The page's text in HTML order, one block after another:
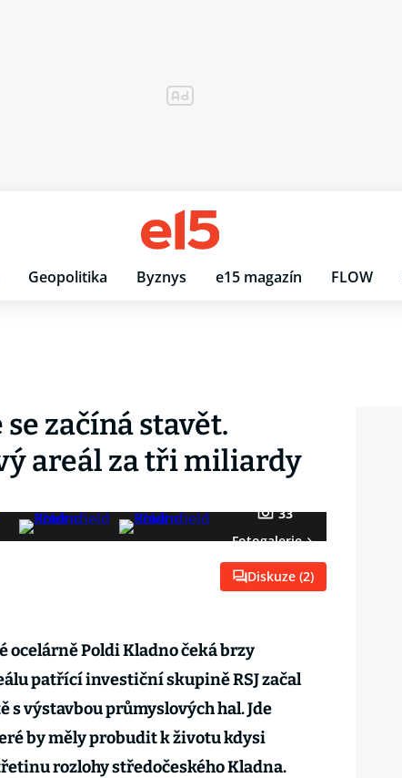
Geopolitika Byznys e15 magazín FLOW
začíná stavět.
areál za tři miliardy
33
Fotogalerie
Diskuze (2)
Poldi Kladno čeká brzy
patřící investiční skupině RSJ začal
s výstavbou průmyslových hal. Jde
by měly probudit k životu kdysi
rozlohy středočeského Kladna.